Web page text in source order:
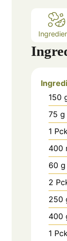
150
75 g
1
400
60 g
2
250
400
1